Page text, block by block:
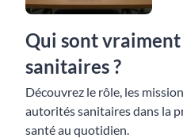
Qui sont
sanitaires ?
Découvrez le rôle, les
autorités sanitaires dans la
santé au quotidien.